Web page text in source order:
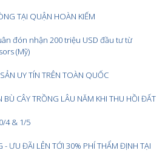
TẠI QUẬN HOÀN KIẾM
đón nhận 200 triệu USD đầu tư từ
(Mỹ)
UY TÍN TRÊN TOÀN QUỐC
CÂY TRỒNG LÂU NĂM KHI THU HỒI ĐẤT
4 & 1/5
- ƯU ĐÃI LÊN TỚI 30% PHÍ THẨM ĐỊNH TẠI